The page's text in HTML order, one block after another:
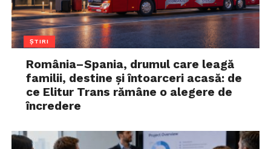
ȘTIRI
România–Spania, drumul care leagă
familii, destine și întoarceri acasă: de
ce Elitur Trans rămâne o alegere de
încredere